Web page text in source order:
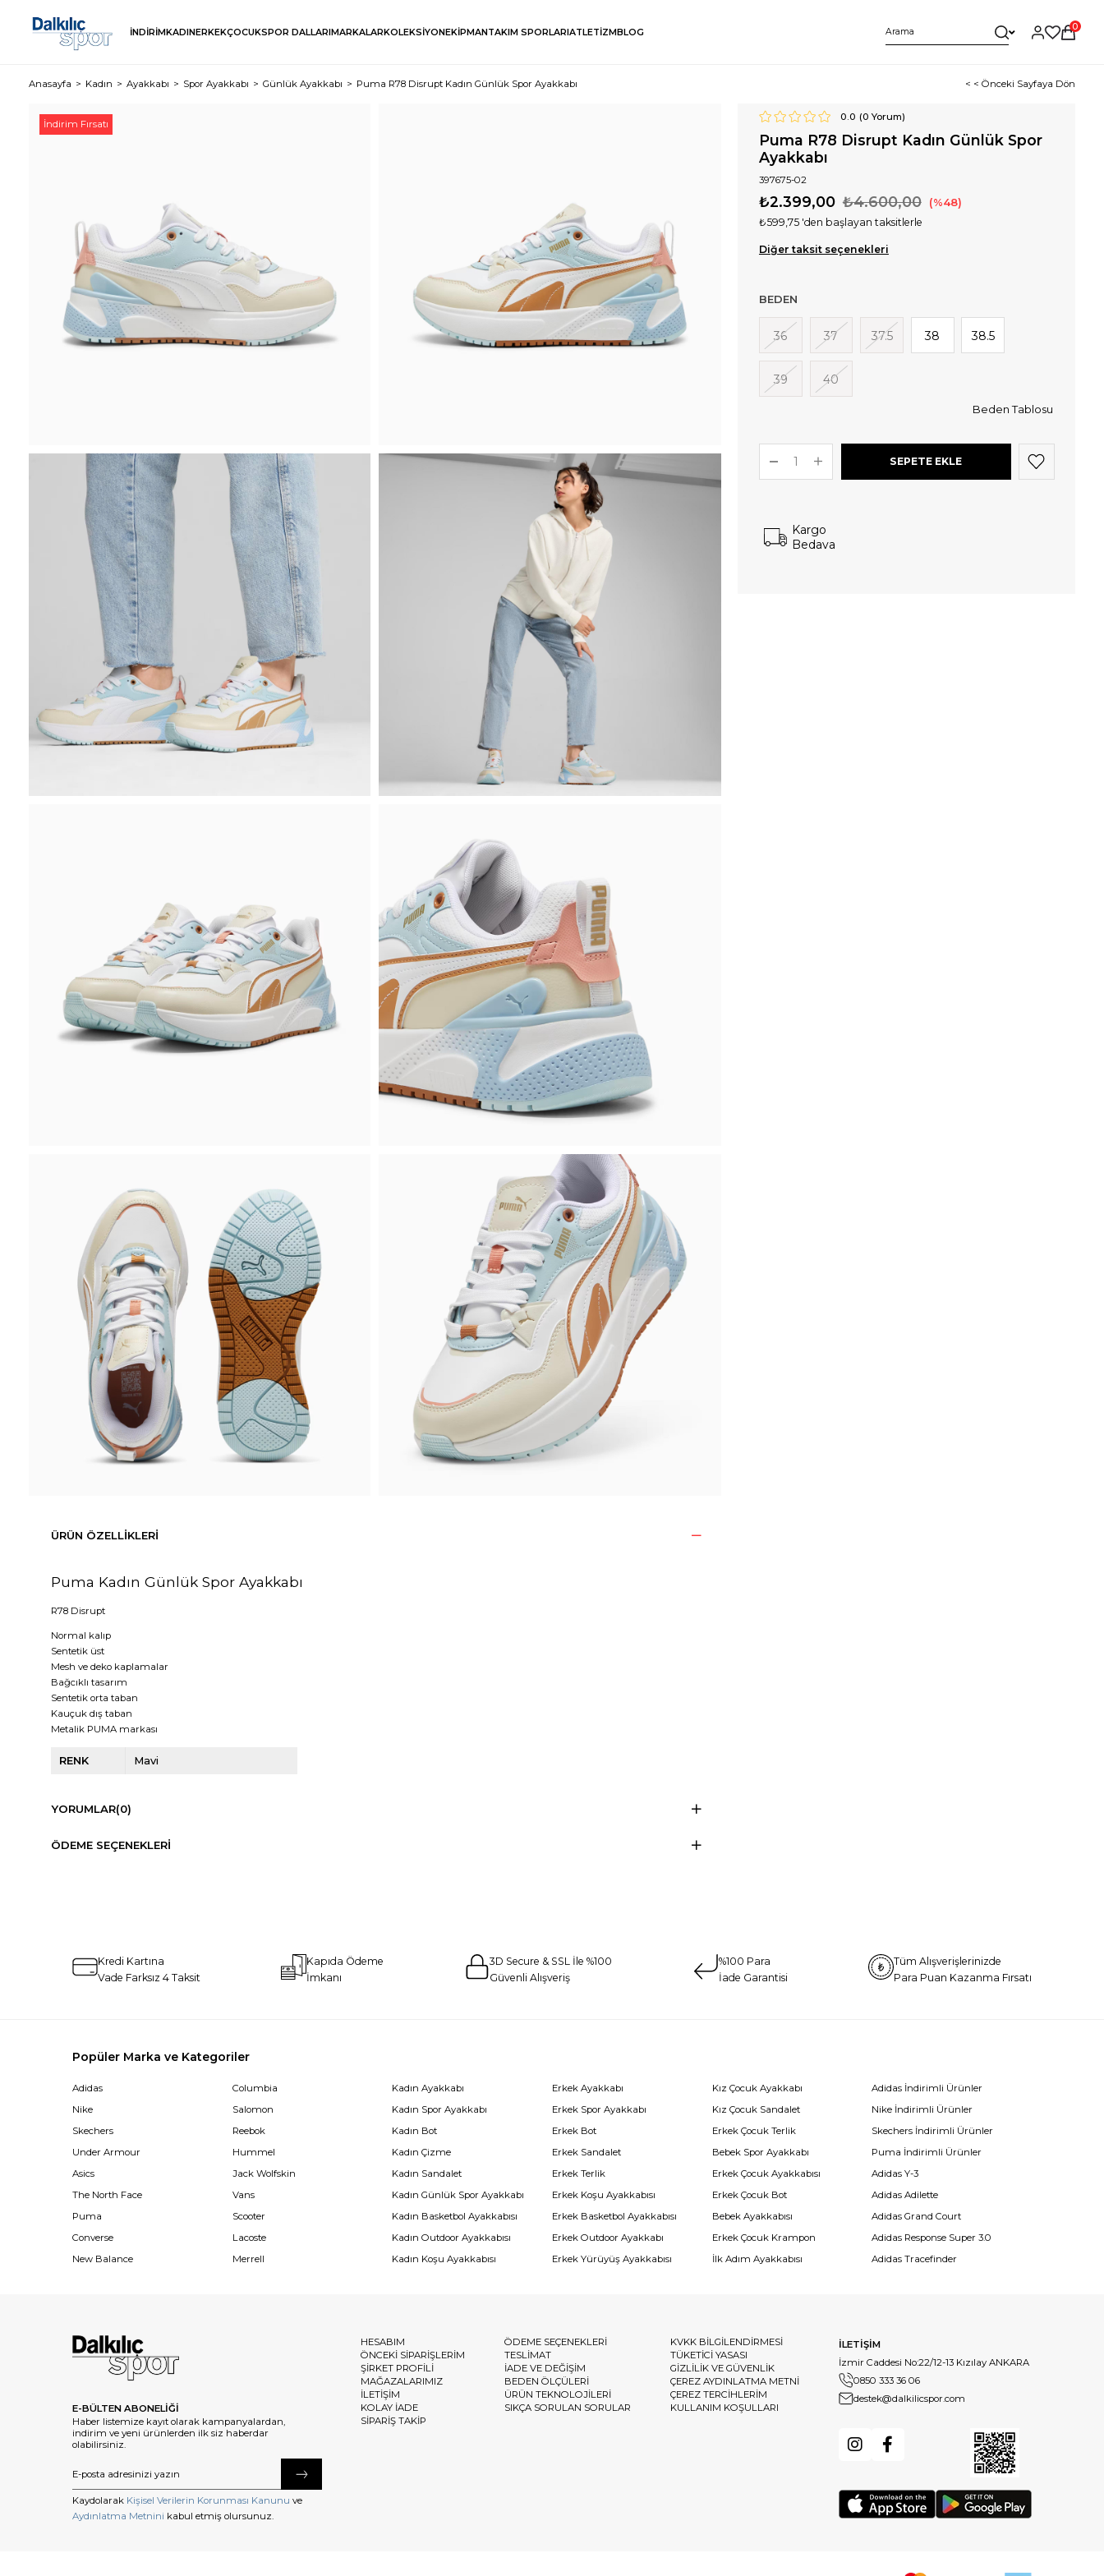
İNDİRİMKADINERKEKÇOCUKSPOR DALLARIMARKALARKOLEKSİYONEKİPMANTAKIM SPORLARIATLETİZMBLOG
0
Anasayfa Kadın Ayakkabı Spor Ayakkabı Günlük Ayakkabı Puma R78 Disrupt Kadın Günlük Spor Ayakkabı < < Önceki Sayfaya Dön
İndirim Fırsatı
0.0 (0 Yorum)
Puma R78 Disrupt Kadın Günlük Spor
Ayakkabı
397675-02
₺4.600,00
₺2.399,00 48
₺599,75 'den başlayan taksitlerle
Diğer taksit seçenekleri
BEDEN
36 37 37.5 38 38.5
39 40
Beden Tablosu
Kargo
Bedava
ÜRÜN ÖZELLIKLERI
Puma Kadın Günlük Spor Ayakkabı
R78 Disrupt
Normal kalıp
Sentetik üst
Mesh ve deko kaplamalar
Bağcıklı tasarım
Sentetik orta taban
Kauçuk dış taban
Metalik PUMA markası
RENK Mavi
YORUMLAR(0)
ÖDEME SEÇENEKLERI
Kredi Kartına
Vade Farksız 4 Taksit
Kapıda Ödeme
İmkanı
3D Secure & SSL İle %100
Güvenli Alışveriş
%100 Para
İade Garantisi
Tüm Alışverişlerinizde
Para Puan Kazanma Fırsatı
Popüler Marka ve Kategoriler
Adidas
Nike
Skechers
Under Armour
Asics
The North Face
Puma
Converse
New Balance
Columbia
Salomon
Reebok
Hummel
Jack Wolfskin
Vans
Scooter
Lacoste
Merrell
Kadın Ayakkabı
Kadın Spor Ayakkabı
Kadın Bot
Kadın Çizme
Kadın Sandalet
Kadın Günlük Spor Ayakkabı
Kadın Basketbol Ayakkabısı
Kadın Outdoor Ayakkabısı
Kadın Koşu Ayakkabısı
Erkek Ayakkabı
Erkek Spor Ayakkabı
Erkek Bot
Erkek Sandalet
Erkek Terlik
Erkek Koşu Ayakkabısı
Erkek Basketbol Ayakkabısı
Erkek Outdoor Ayakkabı
Erkek Yürüyüş Ayakkabısı
Kız Çocuk Ayakkabı
Kız Çocuk Sandalet
Erkek Çocuk Terlik
Bebek Spor Ayakkabı
Erkek Çocuk Ayakkabısı
Erkek Çocuk Bot
Bebek Ayakkabısı
Erkek Çocuk Krampon
İlk Adım Ayakkabısı
Adidas İndirimli Ürünler
Nike İndirimli Ürünler
Skechers İndirimli Ürünler
Puma İndirimli Ürünler
Adidas Y-3
Adidas Adilette
Adidas Grand Court
Adidas Response Super 3.0
Adidas Tracefinder
E-BÜLTEN ABONELİĞİ
Haber listemize kayıt olarak kampanyalardan,
indirim ve yeni ürünlerden ilk siz haberdar
olabilirsiniz.
Kaydolarak Kişisel Verilerin Korunması Kanunu ve
Aydınlatma Metnini kabul etmiş olursunuz.
HESABIM
ÖNCEKİ SİPARİŞLERİM
ŞİRKET PROFİLİ
MAĞAZALARIMIZ
İLETİŞİM
KOLAY İADE
SİPARİŞ TAKİP
ÖDEME SEÇENEKLERİ
TESLİMAT
İADE VE DEĞİŞİM
BEDEN ÖLÇÜLERİ
ÜRÜN TEKNOLOJİLERİ
SIKÇA SORULAN SORULAR
KVKK BİLGİLENDİRMESİ
TÜKETİCİ YASASI
GİZLİLİK VE GÜVENLİK
ÇEREZ AYDINLATMA METNİ
ÇEREZ TERCİHLERİM
KULLANIM KOŞULLARI
İLETİŞİM
İzmir Caddesi No:22/12-13 Kızılay ANKARA
0850 333 36 06
destek@dalkilicspor.com